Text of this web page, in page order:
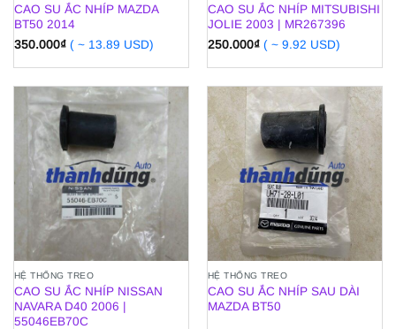
CAO SU ẮC NHÍP MAZDA
BT50 2014
350.000₫ ( ~ 13.89 USD)
CAO SU ẮC NHÍP MITSUBISHI
JOLIE 2003 | MR267396
250.000₫ ( ~ 9.92 USD)
HỆ THỐNG TREO
CAO SU ẮC NHÍP NISSAN
NAVARA D40 2006 |
55046EB70C
HỆ THỐNG TREO
CAO SU ẮC NHÍP SAU DÀI
MAZDA BT50